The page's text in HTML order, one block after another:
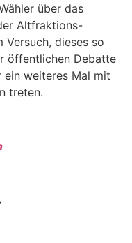
über das
Altfraktions-
Versuch, dieses so
öffentlichen Debatte
ein weiteres Mal mit
treten.